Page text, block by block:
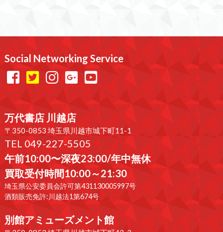
Social Networking Service
万代書店 川越店
〒350-0853 埼玉県川越市城下町11-1
TEL 049-227-5505
午前10:00〜深夜23:00/年中無休
買取受付時間10:00～21:30
埼玉県公安委員会許可第431130005997号
酒類販売免許:川越法1第674号
別館アミューズメント館